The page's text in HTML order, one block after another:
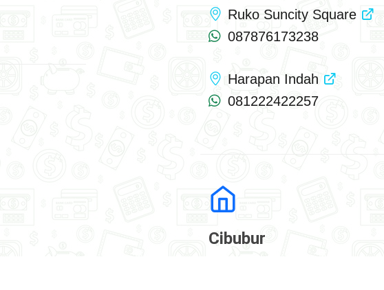
Ruko Suncity Square
087876173238
Harapan Indah
081222422257
Cibubur